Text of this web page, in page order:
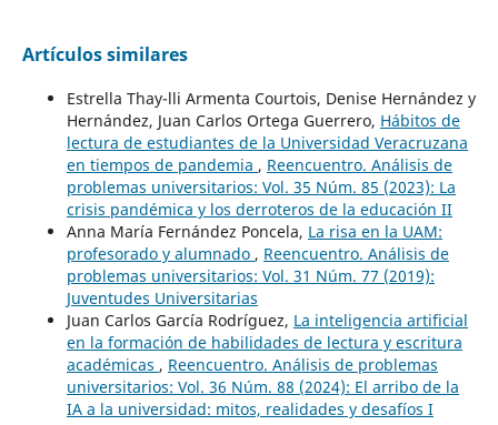
Artículos similares
Estrella Thay-lli Armenta Courtois, Denise Hernández y
Hernández, Juan Carlos Ortega Guerrero, Hábitos de
lectura de estudiantes de la Universidad Veracruzana
en tiempos de pandemia , Reencuentro. Análisis de
problemas universitarios: Vol. 35 Núm. 85 (2023): La
crisis pandémica y los derroteros de la educación II
Anna María Fernández Poncela, La risa en la UAM:
profesorado y alumnado , Reencuentro. Análisis de
problemas universitarios: Vol. 31 Núm. 77 (2019):
Juventudes Universitarias
Juan Carlos García Rodríguez, La inteligencia artificial
en la formación de habilidades de lectura y escritura
académicas , Reencuentro. Análisis de problemas
universitarios: Vol. 36 Núm. 88 (2024): El arribo de la
IA a la universidad: mitos, realidades y desafíos I